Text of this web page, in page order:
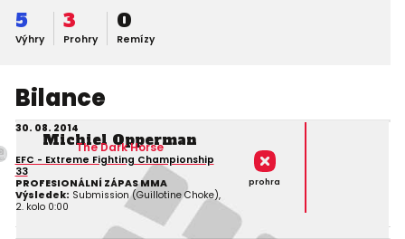
Výhry
5
Prohry
3
Remízy
0
Bilance
30. 08. 2014
Michiel Opperman
The Dark Horse
EFC - Extreme Fighting Championship
33
PROFESIONÁLNÍ ZÁPAS MMA
Výsledek: Submission (Guillotine Choke),
2. kolo 0:00
prohra